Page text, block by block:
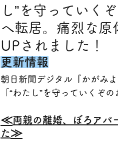
し”を守っていく
へ転居。痛烈な
UPされました！
更新情報
朝日新聞デジタル『かがみよ
「“わたし”を守っていくぞの
≪両親の離婚、ぼろアパ
た≫